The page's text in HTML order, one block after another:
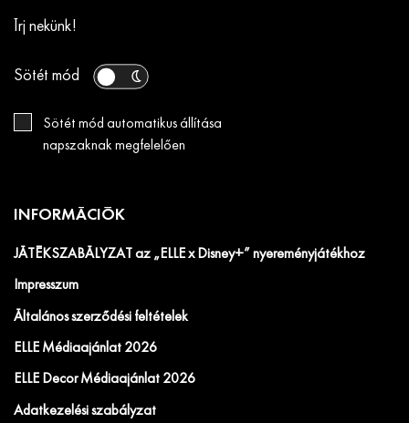
Írj nekünk!
Sötét mód
Sötét mód automatikus állítása
napszaknak megfelelően
INFORMÁCIÓK
JÁTÉKSZABÁLYZAT az „ELLE x Disney+” nyereményjátékhoz
Impresszum
Általános szerződési feltételek
ELLE Médiaajánlat 2026
ELLE Decor Médiaajánlat 2026
Adatkezelési szabályzat